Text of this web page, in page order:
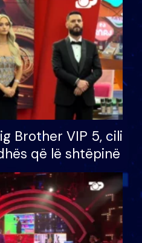
Brother VIP 5, cili
që lë shtëpinë